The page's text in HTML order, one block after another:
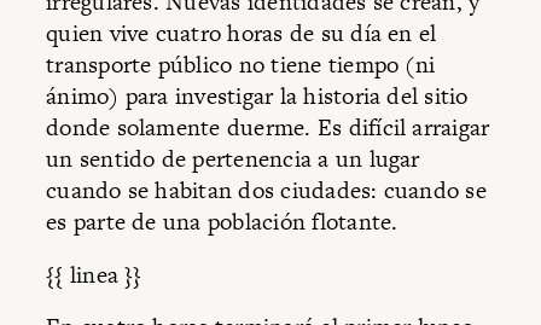
quien vive cuatro horas de su día en el
transporte público no tiene tiempo (ni
ánimo) para investigar la historia del sitio
donde solamente duerme. Es difícil arraigar
un sentido de pertenencia a un lugar
cuando se habitan dos ciudades: cuando se
es parte de una población flotante.
{{ linea }}